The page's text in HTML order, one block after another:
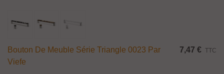
Bouton De Meuble Série Triangle 0023 Par
Viefe
7,47 € TTC